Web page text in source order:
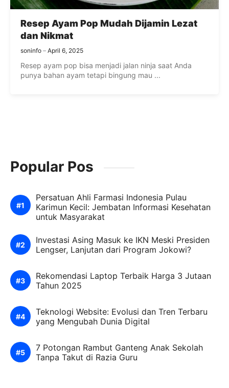
Resep Ayam Pop Mudah Dijamin Lezat
dan Nikmat
soninfo April 6, 2025
Resep ayam pop bisa menjadi jalan ninja saat Anda
punya bahan ayam tetapi bingung mau ...
Popular Pos
Persatuan Ahli Farmasi Indonesia Pulau
Karimun Kecil: Jembatan Informasi Kesehatan
untuk Masyarakat
Investasi Asing Masuk ke IKN Meski Presiden
Lengser, Lanjutan dari Program Jokowi?
Rekomendasi Laptop Terbaik Harga 3 Jutaan
Tahun 2025
Teknologi Website: Evolusi dan Tren Terbaru
yang Mengubah Dunia Digital
7 Potongan Rambut Ganteng Anak Sekolah
Tanpa Takut di Razia Guru